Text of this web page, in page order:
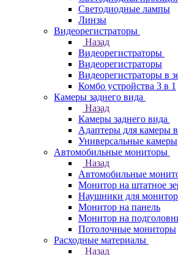
Светодиодные лампы
Линзы
Видеорегистраторы
Назад
Видеорегистраторы
Видеорегистраторы
Видеорегистраторы в
Комбо устройства 3 в 1
Камеры заднего вида
Назад
Камеры заднего вида
Адаптеры для камеры
Универсальные камеры
Автомобильные мониторы
Назад
Автомобильные
Монитор на штатное
Наушники для
Монитор на панель
Монитор на
Потолочные мониторы
Расходные материалы
Назад